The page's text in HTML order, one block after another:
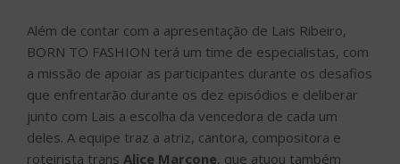
Além de contar com a apresentação de Lais Ribeiro,
BORN TO FASHION terá um time de especialistas, com
a missão de apoiar as participantes durante os desafios
que enfrentarão durante os dez episódios e deliberar
junto com Lais a escolha da vencedora de cada um
deles. A equipe traz a atriz, cantora, compositora e
roteirista trans Alice Marcone, que atuou também